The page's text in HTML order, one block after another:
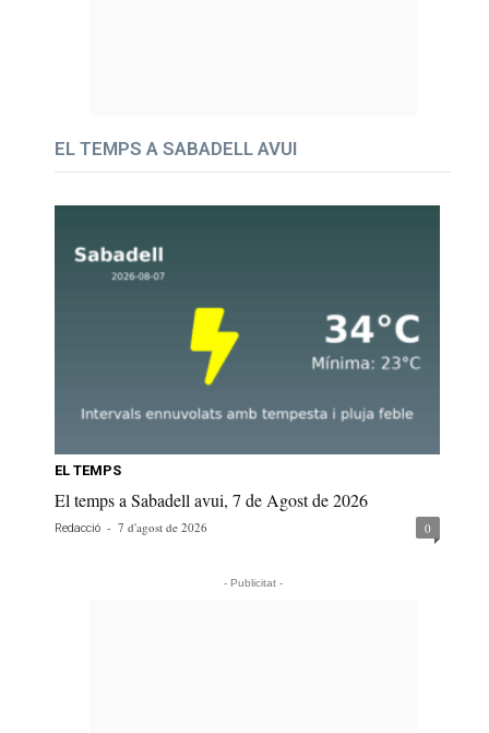
EL TEMPS A SABADELL AVUI
EL TEMPS
El temps a Sabadell avui, 7 de Agost de 2026
Redacció - 7 d'agost de 2026 0
- Publicitat -